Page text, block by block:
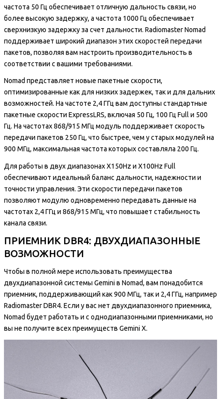
частота 50 Гц обеспечивает отличную дальность связи, но
более высокую задержку, а частота 1000 Гц обеспечивает
сверхнизкую задержку за счет дальности. Radiomaster Nomad
поддерживает широкий диапазон этих скоростей передачи
пакетов, позволяя вам настроить производительность в
соответствии с вашими требованиями.
Nomad представляет новые пакетные скорости,
оптимизированные как для низких задержек, так и для дальних
возможностей. На частоте 2,4 ГГц вам доступны стандартные
пакетные скорости ExpressLRS, включая 50 Гц, 100 Гц Full и 500
Гц. На частотах 868/915 МГц модуль поддерживает скорость
передачи пакетов 250 Гц, что быстрее, чем у старых модулей на
900 МГц, максимальная частота которых составляла 200 Гц.
Для работы в двух диапазонах X150Hz и X100Hz Full
обеспечивают идеальный баланс дальности, надежности и
точности управления. Эти скорости передачи пакетов
позволяют модулю одновременно передавать данные на
частотах 2,4 ГГц и 868/915 МГц, что повышает стабильность
канала связи.
ПРИЕМНИК DBR4: ДВУХДИАПАЗОННЫЕ
ВОЗМОЖНОСТИ
Чтобы в полной мере использовать преимущества
двухдиапазонной системы Gemini в Nomad, вам понадобится
приемник, поддерживающий как 900 МГц, так и 2,4 ГГц, например
Radiomaster DBR4. Если у вас нет двухдиапазонного приемника,
Nomad будет работать и с однодиапазонными приемниками, но
вы не получите всех преимуществ Gemini X.